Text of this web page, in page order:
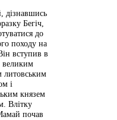
дізнавшись
Бегіч,
до
походу на
вступив в
великим
литовським
і
князем
Влітку
почав